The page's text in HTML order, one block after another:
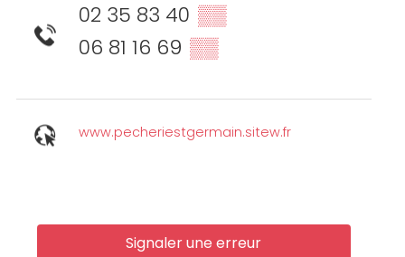
02 35 83 40 ▒▒
06 81 16 69 ▒▒
www.pecheriestgermain.sitew.fr
Signaler une erreur